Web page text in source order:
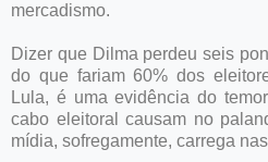
mercadismo.
Dizer que Dilma perdeu seis
do que fariam 60% dos
Lula, é uma evidência do
cabo eleitoral causam no
mídia, sofregamente, carrega